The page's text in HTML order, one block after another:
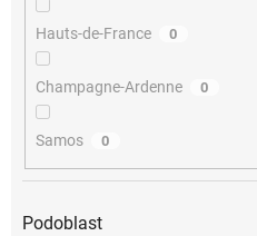
Hauts-de-France 0
Champagne-Ardenne 0
Samos 0
Podoblast